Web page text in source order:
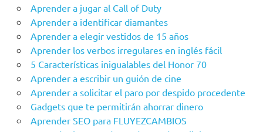
Aprender a jugar al Call of Duty
Aprender a identificar diamantes
Aprender a elegir vestidos de 15 años
Aprender los verbos irregulares en inglés fácil
5 Características inigualables del Honor 70
Aprender a escribir un guión de cine
Aprender a solicitar el paro por despido procedente
Gadgets que te permitirán ahorrar dinero
Aprender SEO para FLUYEZCAMBIOS